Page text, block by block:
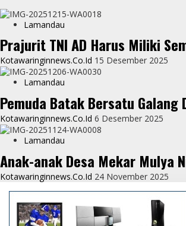
p
n
e
r
r
Lamandau
Prajurit TNI AD Harus Miliki
Kotawaringinnews.co.id 15 Desember 2025
Lamandau
Pemuda Batak Bersatu
Kotawaringinnews.co.id 6 Desember 2025
Lamandau
Anak-anak Desa Mekar Mulya
Kotawaringinnews.co.id 24 November 2025